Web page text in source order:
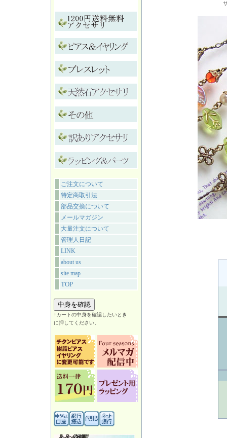
ご注文について
特定商取引法
部品交換について
メールマガジン
大量注文について
管理人日記
LINK
about us
site map
TOP
↑カートの中身を確認したいとき
に押してください。